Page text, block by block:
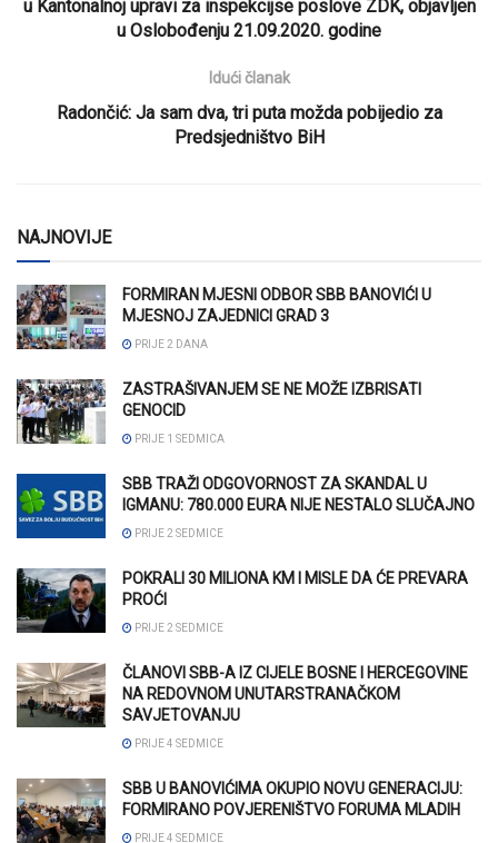
u Kantonalnoj upravi za inspekcijse poslove ZDK, objavljen
u Oslobođenju 21.09.2020. godine
Idući članak
Radončić: Ja sam dva, tri puta možda pobijedio za
Predsjedništvo BiH
NAJNOVIJE
FORMIRAN MJESNI ODBOR SBB BANOVIĆI U
MJESNOJ ZAJEDNICI GRAD 3
PRIJE 2 DANA
ZASTRAŠIVANJEM SE NE MOŽE IZBRISATI
GENOCID
PRIJE 1 SEDMICA
SBB TRAŽI ODGOVORNOST ZA SKANDAL U
IGMANU: 780.000 EURA NIJE NESTALO SLUČAJNO
PRIJE 2 SEDMICE
POKRALI 30 MILIONA KM I MISLE DA ĆE PREVARA
PROĆI
PRIJE 2 SEDMICE
ČLANOVI SBB-A IZ CIJELE BOSNE I HERCEGOVINE
NA REDOVNOM UNUTARSTRANAČKOM
SAVJETOVANJU
PRIJE 4 SEDMICE
SBB U BANOVIĆIMA OKUPIO NOVU GENERACIJU:
FORMIRANO POVJERENIŠTVO FORUMA MLADIH
PRIJE 4 SEDMICE